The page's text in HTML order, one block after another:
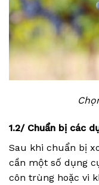
1.2/ Chuẩn bị các
Sau khi chuẩn bị
cần một số dụng
côn trùng hoặc vi